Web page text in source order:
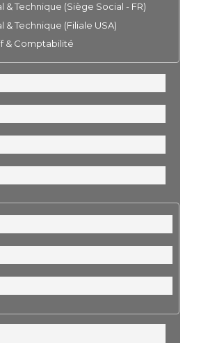
& Technique (Siège Social - FR)
& Technique (Filiale USA)
& Comptabilité